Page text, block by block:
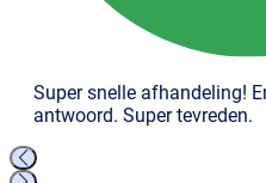
Super snelle afhandeling!
antwoord. Super tevreden.